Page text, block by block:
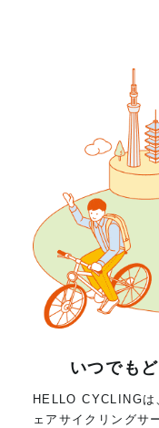
いつでも
HELLO CYCLINGは
ェアサイクリングサ